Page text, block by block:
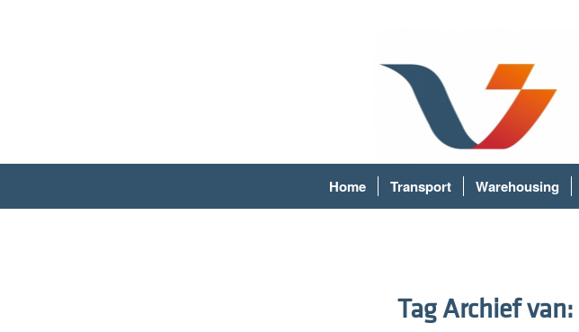
Home Transport Warehousing
Tag Archief van: